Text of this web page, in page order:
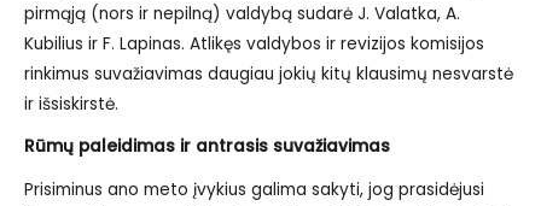
pirmąją (nors ir nepilną) valdybą sudarė J. Valatka, A.
Kubilius ir F. Lapinas. Atlikęs valdybos ir revizijos komisijos
rinkimus suvažiavimas daugiau jokių kitų klausimų nesvarstė
ir išsiskirstė.
Rūmų paleidimas ir antrasis suvažiavimas
Prisiminus ano meto įvykius galima sakyti, jog prasidėjusi